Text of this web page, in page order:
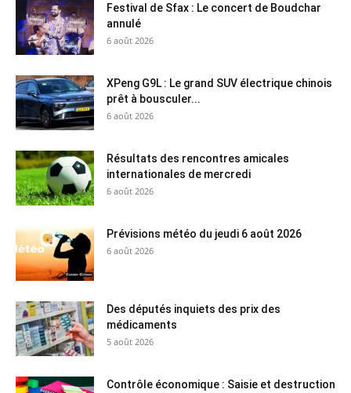
Festival de Sfax : Le concert de Boudchar
annulé
6 août 2026
XPeng G9L : Le grand SUV électrique chinois
prêt à bousculer...
6 août 2026
Résultats des rencontres amicales
internationales de mercredi
6 août 2026
Prévisions météo du jeudi 6 août 2026
6 août 2026
Des députés inquiets des prix des
médicaments
5 août 2026
Contrôle économique : Saisie et destruction